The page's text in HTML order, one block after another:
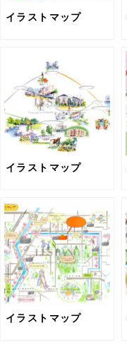
イラストマップ
イラストマップ
イラストマップ